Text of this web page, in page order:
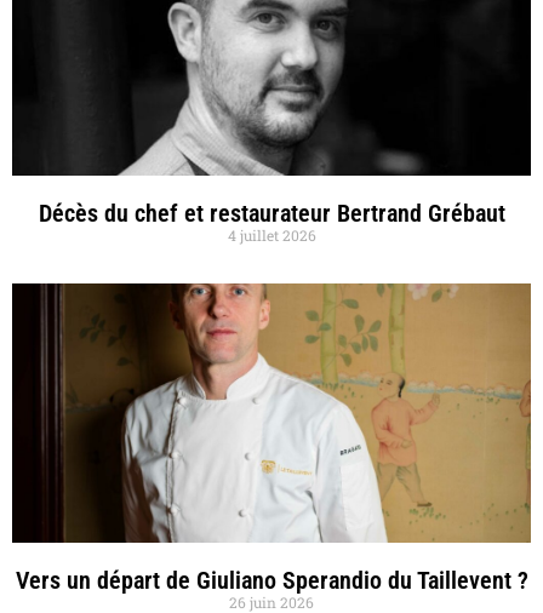
Décès du chef et restaurateur Bertrand Grébaut
4 juillet 2026
Vers un départ de Giuliano Sperandio du Taillevent ?
26 juin 2026